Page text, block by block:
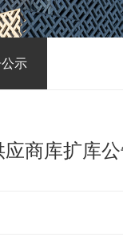
示
商库扩库